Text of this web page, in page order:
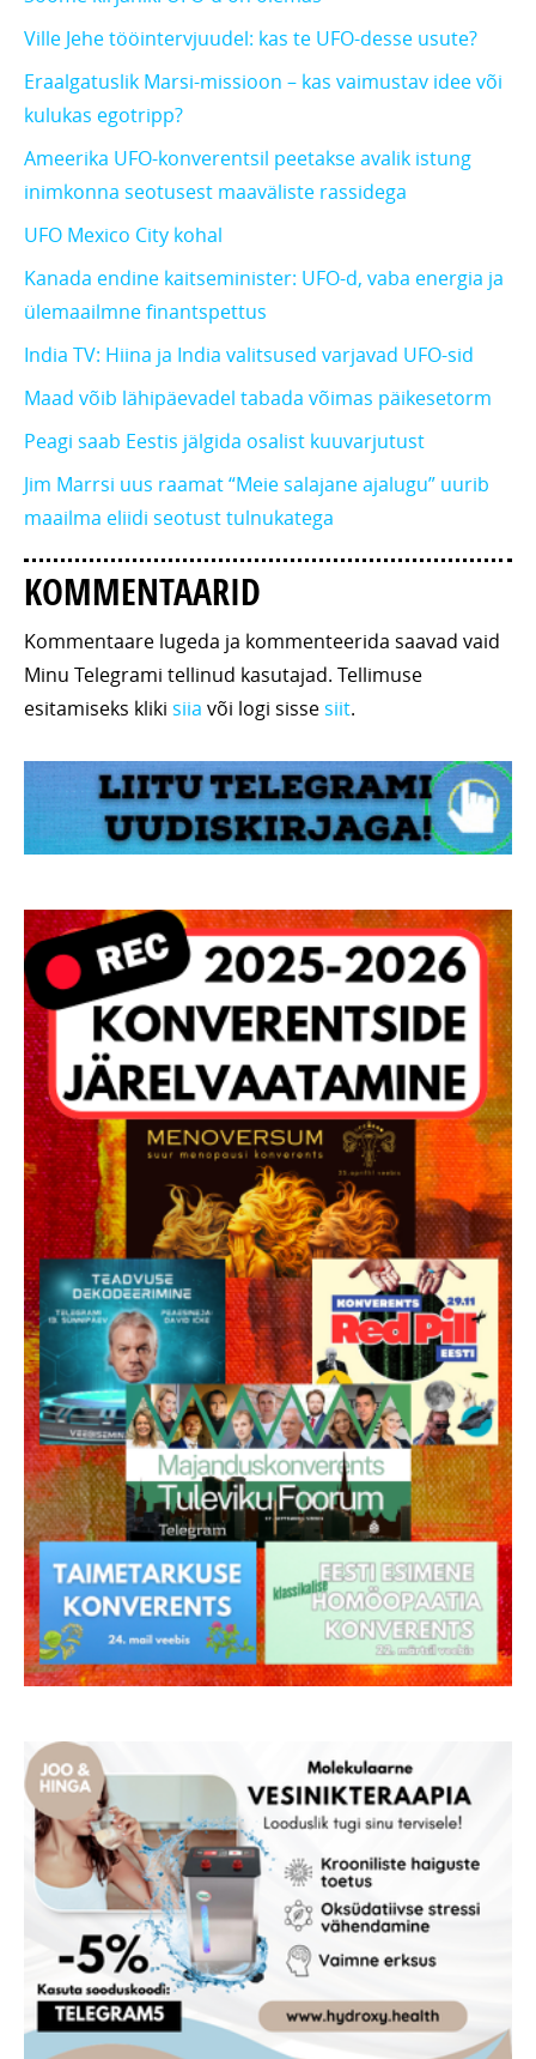
Ville Jehe tööintervjuudel: kas te UFO-desse usute?
Eraalgatuslik Marsi-missioon – kas vaimustav idee või
kulukas egotripp?
Ameerika UFO-konverentsil peetakse avalik istung
inimkonna seotusest maaväliste rassidega
UFO Mexico City kohal
Kanada endine kaitseminister: UFO-d, vaba energia ja
ülemaailmne finantspettus
India TV: Hiina ja India valitsused varjavad UFO-sid
Maad võib lähipäevadel tabada võimas päikesetorm
Peagi saab Eestis jälgida osalist kuuvarjutust
Jim Marrsi uus raamat “Meie salajane ajalugu” uurib
maailma eliidi seotust tulnukatega
KOMMENTAARID
Kommentaare lugeda ja kommenteerida saavad vaid
Minu Telegrami tellinud kasutajad. Tellimuse
esitamiseks kliki siia või logi sissesiit.